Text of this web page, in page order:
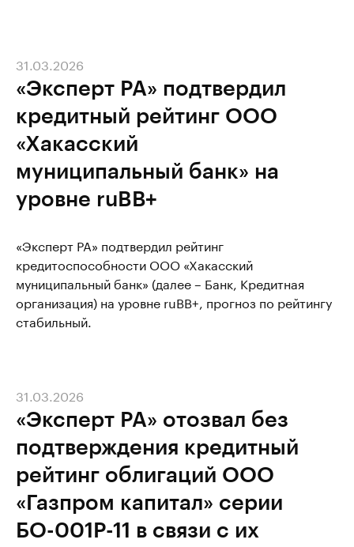
«Эксперт РА» подтвердил
кредитный рейтинг ООО
«Хакасский
муниципальный банк» на
уровне ruBВ+
31.03.2026
«Эксперт РА» подтвердил рейтинг
кредитоспособности ООО «Хакасский
муниципальный банк» (далее – Банк, Кредитная
организация) на уровне ruBВ+, прогноз по рейтингу
стабильный.
«Эксперт РА» отозвал без
подтверждения кредитный
рейтинг облигаций ООО
«Газпром капитал» серии
БО-001Р-11 в связи с их
31.03.2026